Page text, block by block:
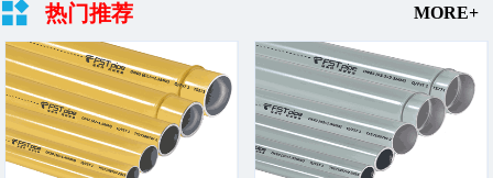
热门推荐 MORE+